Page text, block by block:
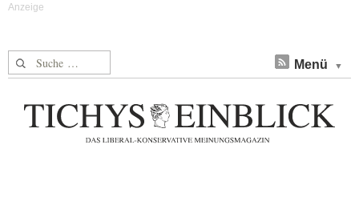
Suche nach: Menü